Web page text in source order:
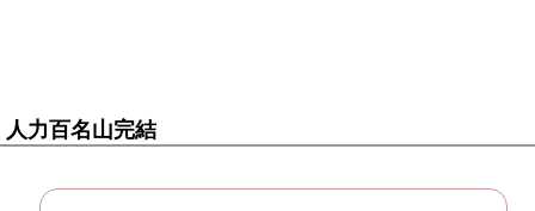
人力百名山完結